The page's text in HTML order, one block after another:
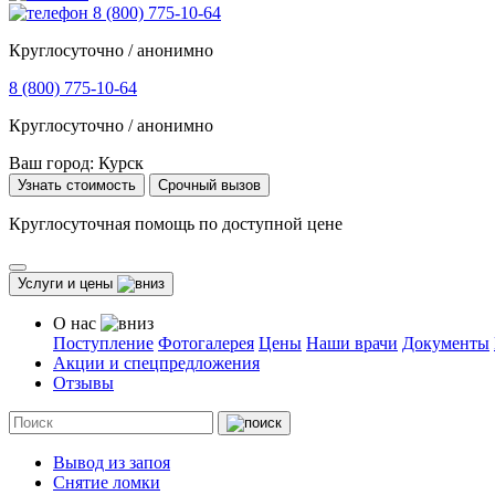
8 (800) 775-10-64
Круглосуточно / анонимно
8 (800) 775-10-64
Круглосуточно / анонимно
Ваш город: Курск
Узнать стоимость Срочный вызов
Круглосуточная помощь по доступной цене
Услуги и цены
О нас
Поступление Фотогалерея Цены Наши врачи Документы
Акции и спецпредложения
Отзывы
Вывод из запоя
Снятие ломки